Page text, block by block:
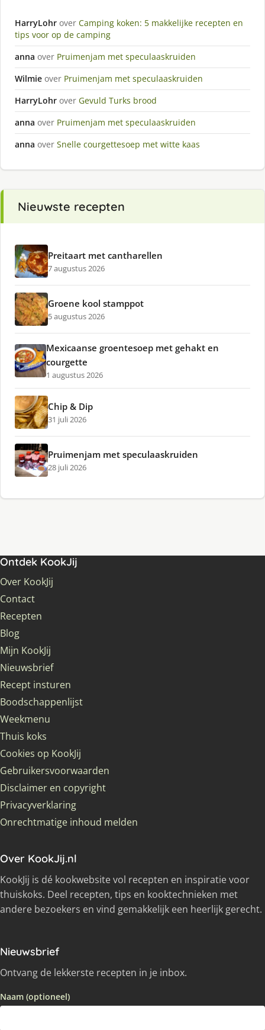
HarryLohr over Camping koken: 5 makkelijke recepten en
tips voor op de camping
anna over Pruimenjam met speculaaskruiden
Wilmie over Pruimenjam met speculaaskruiden
HarryLohr over Gevuld Turks brood
anna over Pruimenjam met speculaaskruiden
anna over Snelle courgettesoep met witte kaas
Nieuwste recepten
Preitaart met cantharellen
7 augustus 2026
Groene kool stamppot
5 augustus 2026
Mexicaanse groentesoep met gehakt en
courgette
1 augustus 2026
Chip & Dip
31 juli 2026
Pruimenjam met speculaaskruiden
28 juli 2026
Ontdek KookJij
Over KookJij
Contact
Recepten
Blog
Mijn KookJij
Nieuwsbrief
Recept insturen
Boodschappenlijst
Weekmenu
Thuis koks
Cookies op KookJij
Gebruikersvoorwaarden
Disclaimer en copyright
Privacyverklaring
Onrechtmatige inhoud melden
Over KookJij.nl
KookJij is dé kookwebsite vol recepten en inspiratie voor
thuiskoks. Deel recepten, tips en kooktechnieken met
andere bezoekers en vind gemakkelijk een heerlijk gerecht.
Nieuwsbrief
Ontvang de lekkerste recepten in je inbox.
Naam (optioneel)